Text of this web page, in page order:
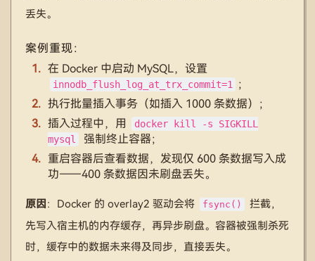
丢失。
案例重现：
在 Docker 中启动 MySQL，设置
innodb_flush_log_at_trx_commit=1
；
执行批量插入事务（如插入 1000 条数据）；
插入过程中，用
docker kill -s SIGKILL
mysql
强制终止容器；
重启容器后查看数据，发现仅 600 条数据写入成
功——400 条数据因未刷盘丢失。
原因 ：Docker 的 overlay2 驱动会将 fsync()
拦截，
先写入宿主机的内存缓存，再异步刷盘。容器被强制杀死
时，缓存中的数据未来得及同步，直接丢失。